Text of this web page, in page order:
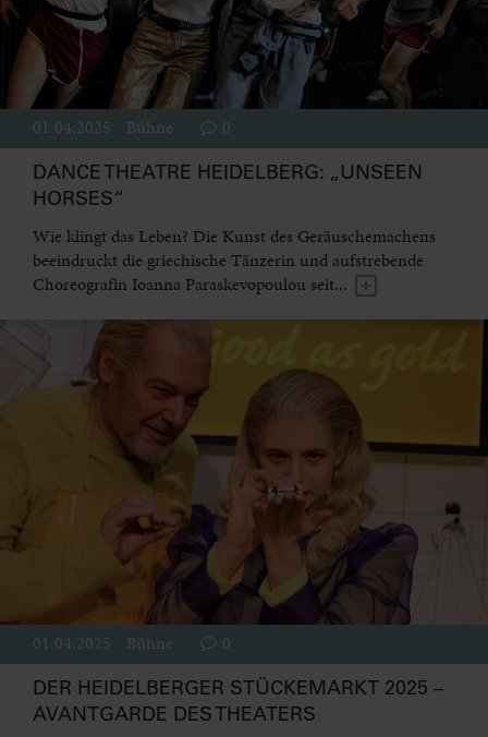
01.04.2025 Bühne 0
DANCE THEATRE HEIDELBERG: „UNSEEN
HORSES“
Wie klingt das Leben? Die Kunst des Geräuschemachens
beeindruckt die griechische Tänzerin und aufstrebende
Choreografin Ioanna Paraskevopoulou seit...
01.04.2025 Bühne 0
DER HEIDELBERGER STÜCKEMARKT 2025 –
AVANTGARDE DES THEATERS